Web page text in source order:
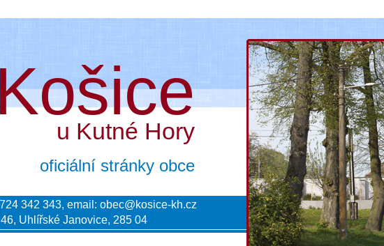
u Kutné Hory
oficiální stránky obce
342 343, email: obec@kosice-kh.cz
Uhlířské Janovice, 285 04